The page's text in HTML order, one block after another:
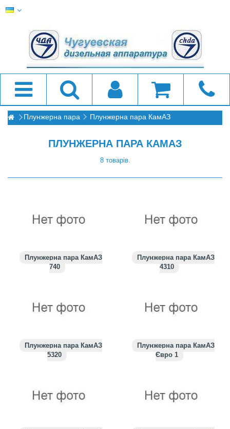
Плунжерна пара Плунжерна пара КамАЗ
ПЛУНЖЕРНА ПАРА КАМАЗ
8 товарів.
Плунжерна пара КамАЗ
740
Плунжерна пара КамАЗ
4310
Плунжерна пара КамАЗ
5320
Плунжерна пара КамАЗ
Євро 1